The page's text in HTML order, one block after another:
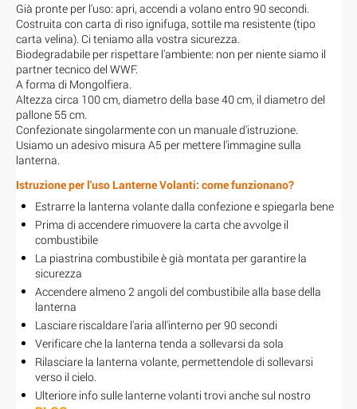
Già pronte per l'uso: apri, accendi a volano entro 90 secondi.
Costruita con carta di riso ignifuga, sottile ma resistente (tipo
carta velina). Ci teniamo alla vostra sicurezza.
Biodegradabile per rispettare l'ambiente: non per niente siamo il
partner tecnico del WWF.
A forma di Mongolfiera.
Altezza circa 100 cm, diametro della base 40 cm, il diametro del
pallone 55 cm.
Confezionate singolarmente con un manuale d'istruzione.
Usiamo un adesivo misura A5 per mettere l'immagine sulla
lanterna.
Istruzione per l'uso Lanterne Volanti: come funzionano?
Estrarre la lanterna volante dalla confezione e spiegarla bene
Prima di accendere rimuovere la carta che avvolge il
combustibile
La piastrina combustibile è già montata per garantire la
sicurezza
Accendere almeno 2 angoli del combustibile alla base della
lanterna
Lasciare riscaldare l'aria all'interno per 90 secondi
Verificare che la lanterna tenda a sollevarsi da sola
Rilasciare la lanterna volante, permettendole di sollevarsi
verso il cielo.
Ulteriore info sulle lanterne volanti trovi anche sul nostro